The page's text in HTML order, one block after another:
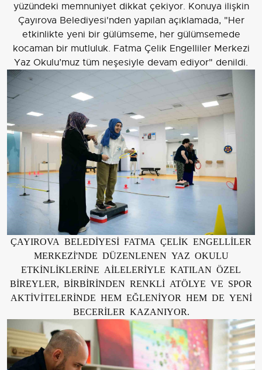
yüzündeki memnuniyet dikkat çekiyor. Konuya ilişkin
Çayırova Belediyesi'nden yapılan açıklamada, "Her
etkinlikte yeni bir gülümseme, her gülümsemede
kocaman bir mutluluk. Fatma Çelik Engelliler Merkezi
Yaz Okulu’muz tüm neşesiyle devam ediyor" denildi.
ÇAYIROVA BELEDİYESİ FATMA ÇELİK ENGELLİLER
MERKEZİ'NDE DÜZENLENEN YAZ OKULU
ETKİNLİKLERİNE AİLELERİYLE KATILAN ÖZEL
BİREYLER, BİRBİRİNDEN RENKLİ ATÖLYE VE SPOR
AKTİVİTELERİNDE HEM EĞLENİYOR HEM DE YENİ
BECERİLER KAZANIYOR.